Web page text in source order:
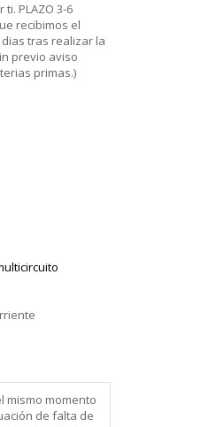
PLAZO 3-6
recibimos el
tras realizar la
previo aviso
primas.)
mismo momento
de falta de